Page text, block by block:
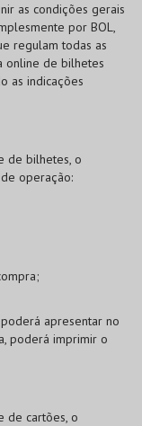
as condições gerais
por BOL,
regulam todas as
online de bilhetes
as indicações
de bilhetes, o
operação:
apresentar no
poderá imprimir o
de cartões, o